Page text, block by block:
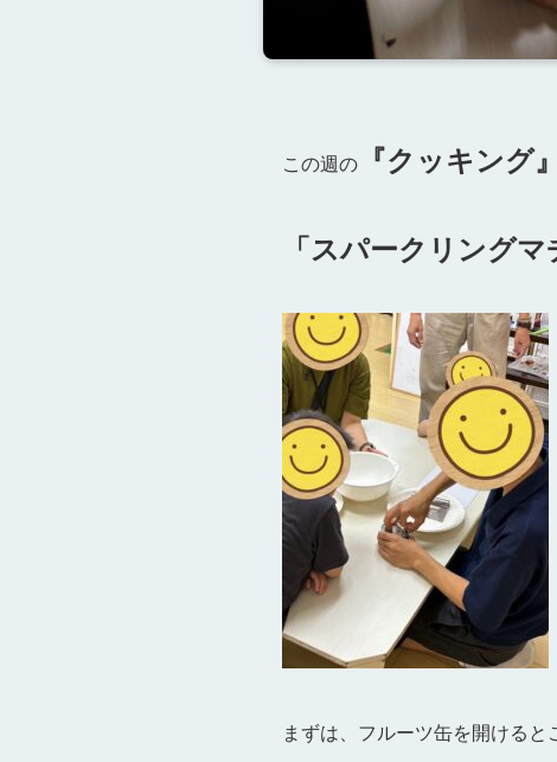
この週の 『クッキング』
「スパークリング
まずは、フルーツ缶を開けると